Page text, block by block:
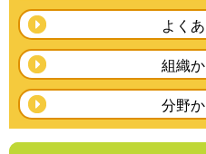
よく
組織
分野